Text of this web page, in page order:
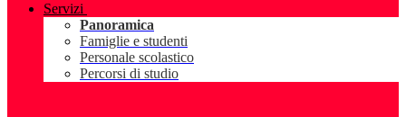
Servizi
Panoramica
Famiglie e studenti
Personale scolastico
Percorsi di studio